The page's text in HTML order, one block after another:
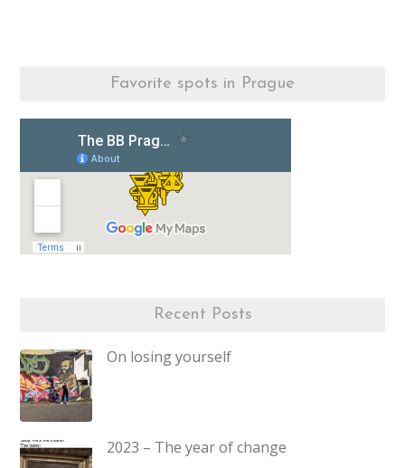
Favorite spots in Prague
Recent Posts
On losing yourself
2023 – The year of change